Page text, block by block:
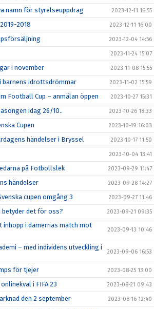
namn för styrelseuppdrag 2023-12-11 16:55
2018 2023-12-11 16:00
2023-12-04 14:56
2023-11-24 15:07
i november 2023-11-08 15:55
barnens idrottsdrömmar 2023-11-02 15:59
Football Cup – anmälan öppen 2023-10-27 15:31
idag 26/10.. 2023-10-26 18:33
Cupen 2023-10-19 16:03
händelser i Bryssel 2023-10-17 11:50
2023-10-04 13:41
på Fotbollslek 2023-09-29 11:47
händelser 2023-09-28 14:27
cupen omgång 3 2023-09-27 11:46
betyder det för oss? 2023-09-21 09:35
i damernas match mot
2023-09-13 10:46
– med individens utveckling i
2023-09-06 16:53
för tjejer 2023-08-25 13:00
i FIFA 23 2023-08-21 09:43
den 2 september 2023-08-16 12:40